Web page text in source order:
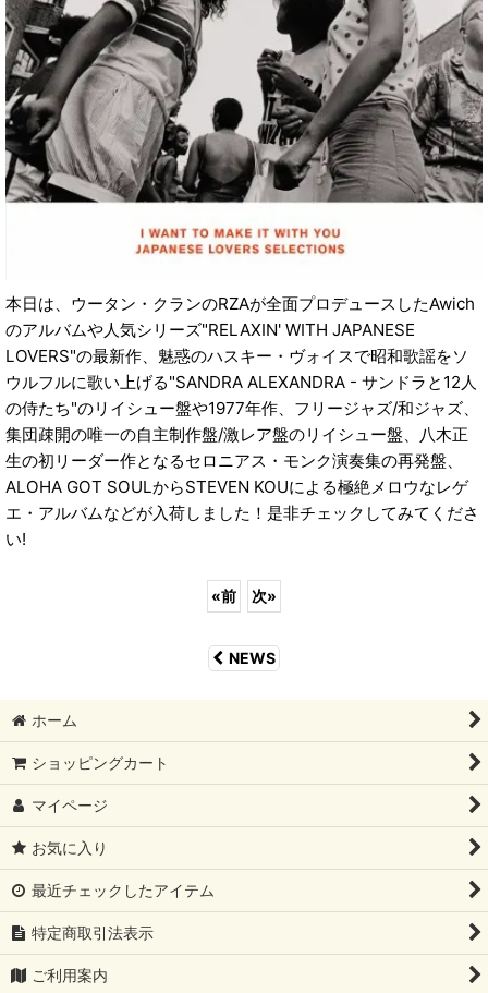
本日は、ウータン・クランのRZAが全面プロデュースしたAwich
のアルバムや人気シリーズ"RELAXIN' WITH JAPANESE
LOVERS"の最新作、魅惑のハスキー・ヴォイスで昭和歌謡をソ
ウルフルに歌い上げる"SANDRA ALEXANDRA - サンドラと12人
の侍たち"のリイシュー盤や1977年作、フリージャズ/和ジャズ、
集団疎開の唯一の自主制作盤/激レア盤のリイシュー盤、八木正
生の初リーダー作となるセロニアス・モンク演奏集の再発盤、
ALOHA GOT SOULからSTEVEN KOUによる極絶メロウなレゲ
エ・アルバムなどが入荷しました！是非チェックしてみてくださ
い!
«前 次»
NEWS
ホーム
ショッピングカート
マイページ
お気に入り
最近チェックしたアイテム
特定商取引法表示
ご利用案内